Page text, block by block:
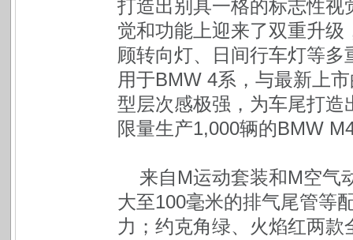
打造出别具一格的标志性
觉和功能上迎来了双重升
顾转向灯、日间行车灯等
用于BMW 4系，与最新上
型层次感极强，为车尾打
限量生产1,000辆的BMW
来自M运动套装和M空气
大至100毫米的排气尾管等
力；约克角绿、火焰红两